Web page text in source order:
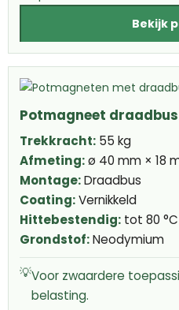
Bekijk
Potmagneet
Trekkracht: 55 kg
Afmeting:ø 40 mm × 18
Montage:Draadbus
Coating:Vernikkeld
Hittebestendig: tot 80 °C
Grondstof:Neodymium
💡Voor zwaardere
belasting.